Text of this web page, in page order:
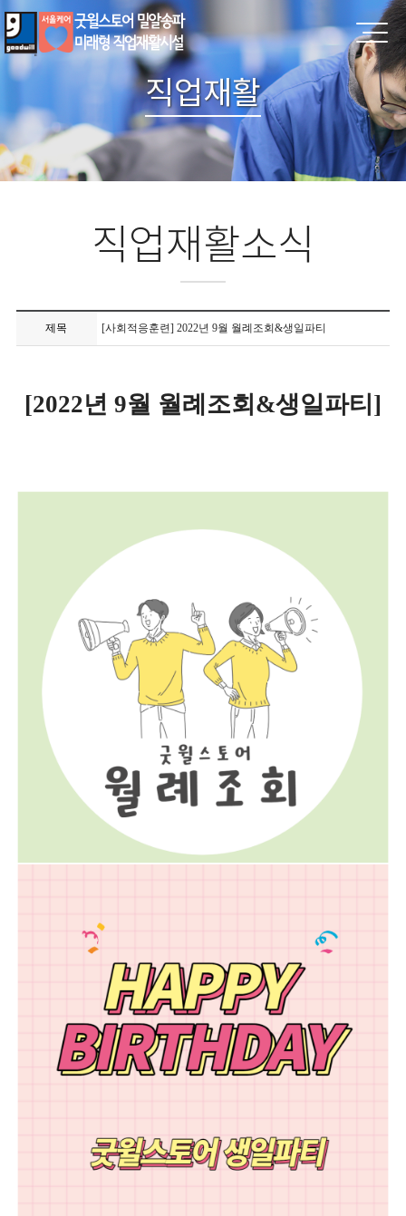
직업재활
직업재활소식
제목 [사회적응훈련] 2022년 9월 월례조회&생일파티
[2022년 9월 월례조회&생일파티]